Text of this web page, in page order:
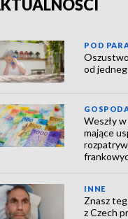
POD
od
Weszły
mające
INNE
Znasz
z Czech